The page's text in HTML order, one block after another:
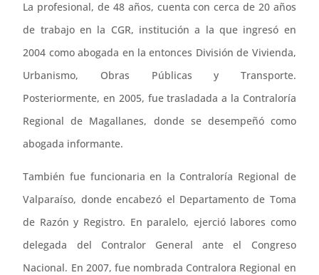
La profesional, de 48 años, cuenta con cerca de 20 años
de trabajo en la CGR, institución a la que ingresó en
2004 como abogada en la entonces División de Vivienda,
Urbanismo, Obras Públicas y Transporte.
Posteriormente, en 2005, fue trasladada a la Contraloría
Regional de Magallanes, donde se desempeñó como
abogada informante.
También fue funcionaria en la Contraloría Regional de
Valparaíso, donde encabezó el Departamento de Toma
de Razón y Registro. En paralelo, ejerció labores como
delegada del Contralor General ante el Congreso
Nacional. En 2007, fue nombrada Contralora Regional en